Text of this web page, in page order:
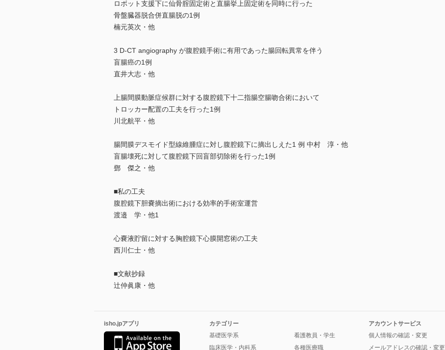
ロボット支援下に仙骨腟固定術と直腸挙上固定術を同時に行った
骨盤臓器脱合併直腸脱の1例
楠元英次・他
3 D-CT angiography が腹腔鏡手術に有用であった腸回転異常を伴う
盲腸癌の1例
直井大志・他
上腸間膜動脈症候群に対する腹腔鏡下十二指腸空腸吻合術において
トロッカー配置の工夫を行った1例
川北航平・他
腸間膜デスモイド型線維腫症に対し腹腔鏡下に摘出しえた1 例 中村 淳・他
盲腸壊死に対して腹腔鏡下回盲部切除術を行った1例
鄧 傑之・他
■私の工夫
腹腔鏡下胆嚢摘出術における効率的手術室運営
渡邉 学・他1
心嚢液貯留に対する胸腔鏡下心膜開窓術の工夫
西川仁士・他
■文献抄録
辻仲眞康・他
isho.jpアプリ
カテゴリー
基礎医学系
臨床医学・内科系
看護教員・学生
各種医療職
アカウントサービス
個人情報の確認・変更
メールアドレスの確認・変更